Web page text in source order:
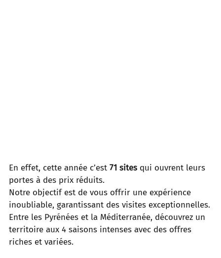
En effet, cette année c’est 71 sites qui ouvrent leurs
portes à des prix réduits.
Notre objectif est de vous offrir une expérience
inoubliable, garantissant des visites exceptionnelles.
Entre les Pyrénées et la Méditerranée, découvrez un
territoire aux 4 saisons intenses avec des offres
riches et variées.